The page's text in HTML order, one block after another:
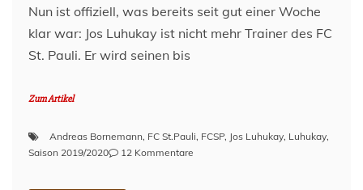
(A)
Spieltag
Nun ist offiziell, was bereits seit gut einer Woche
klar war: Jos Luhukay ist nicht mehr Trainer des FC
St. Pauli. Er wird seinen bis
Zum Artikel
Andreas Bornemann, FC St.Pauli, FCSP, Jos Luhukay, Luhukay,
Saison 2019/2020
12 Kommentare